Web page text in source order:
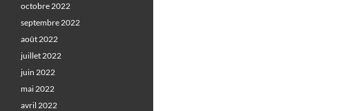
octobre 2022
septembre 2022
août 2022
juillet 2022
juin 2022
mai 2022
avril 2022